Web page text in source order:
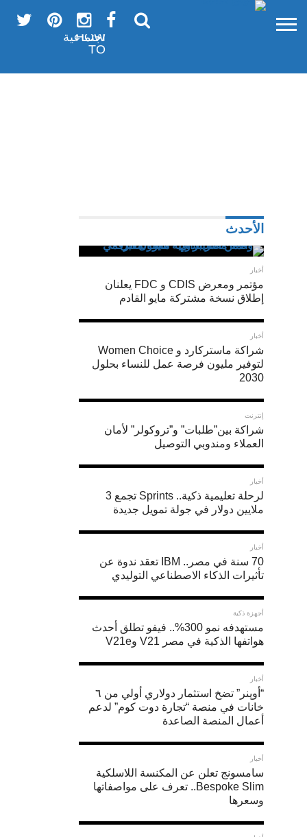
أخبار
شبكات
اجتماعية
هواتف
HOW
TO
فيديو
عروض
المزيد
?HOW TO
12
نصيحة
لالتقاط
صور
في
الإضاءة
الضعيفة
Heba
نشر فى
2016
TWEET
SHARE
البريد
التعليقات
تتسبب
الإضاءة
في
إفساد
بعض
الأحدث
أخبار
مؤتمر ومعرض CDIS و FDC يعلنان
إطلاق نسخة مشتركة مايو القادم
أخبار
شراكة ماستركارد و Women Choice
لتوفير مليون فرصة عمل للنساء بحلول
2030
إنترنت
شراكة بين”طلبات” و”تروكولر” لأمان
العملاء ومندوبي التوصيل
أخبار
لرحلة تعليمية ذكية.. Sprints تجمع 3
ملايين دولار في جولة تمويل جديدة
أخبار
70 سنة في مصر.. IBM تعقد ندوة عن
تأثيرات الذكاء الاصطناعي التوليدي
أجهزة ذكية
مستهدفه نمو 300%.. فيفو تطلق أحدث
هواتفها الذكية في مصر V21 وV21e
أخبار
“أوپنر” تضخ استثمار دولاري أولي من ٦
خانات في منصة “تجارة دوت كوم” لدعم
أعمال المنصة الصاعدة
أخبار
سامسونج تعلن عن المكنسة اللاسلكية
Bespoke Slim.. تعرف على مواصفاتها
وسعرها